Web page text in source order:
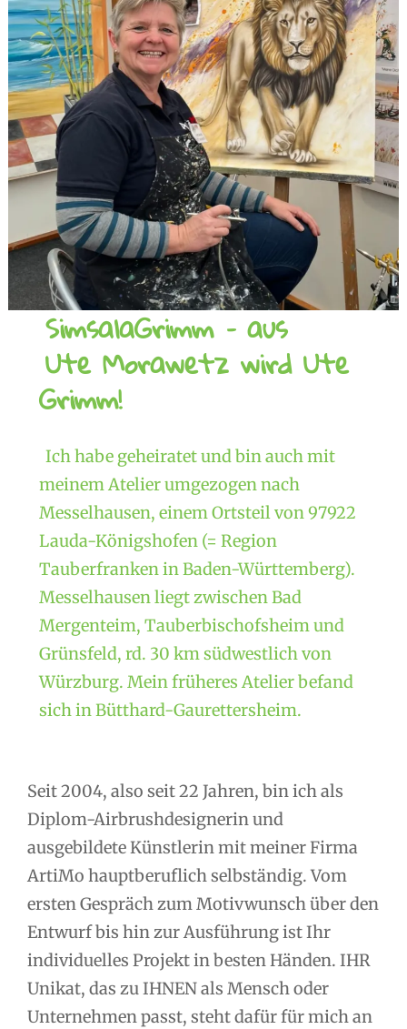
SimsalaGrimm – aus
Ute Morawetz wird Ute
Grimm!
Ich habe geheiratet und bin auch mit
meinem Atelier umgezogen nach
Messelhausen, einem Ortsteil von 97922
Lauda-Königshofen (= Region
Tauberfranken in Baden-Württemberg).
Messelhausen liegt zwischen Bad
Mergenteim, Tauberbischofsheim und
Grünsfeld, rd. 30 km südwestlich von
Würzburg. Mein früheres Atelier befand
sich in Bütthard-Gaurettersheim.
Seit 2004, also seit 22 Jahren, bin ich als
Diplom-Airbrushdesignerin und
ausgebildete Künstlerin mit meiner Firma
ArtiMo hauptberuflich selbständig. Vom
ersten Gespräch zum Motivwunsch über den
Entwurf bis hin zur Ausführung ist Ihr
individuelles Projekt in besten Händen. IHR
Unikat, das zu IHNEN als Mensch oder
Unternehmen passt, steht dafür für mich an